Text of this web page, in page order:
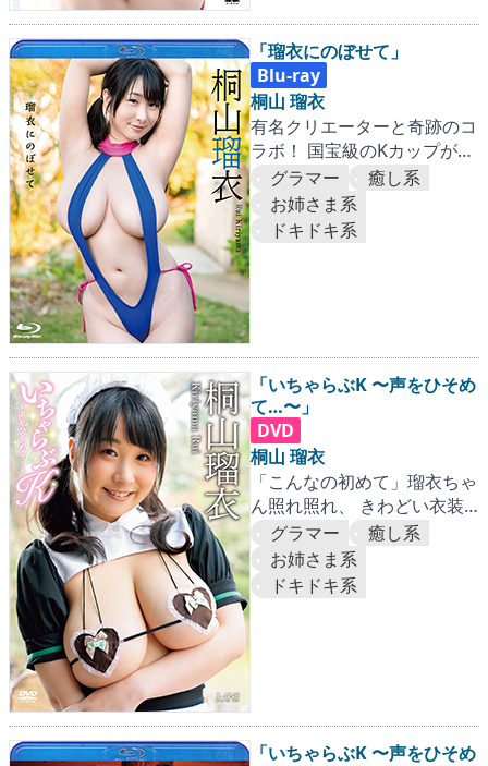
「瑠衣にのぼせて」
Blu-ray
桐山 瑠衣
有名クリエーターと奇跡のコ
ラボ！ 国宝級のKカップがぷ
るんぷるんに弾けまくる！
グラマー
癒し系
お姉さま系
ドキドキ系
「いちゃらぶK 〜声をひそめ
て…〜」
DVD
桐山 瑠衣
「こんなの初めて」瑠衣ちゃ
ん照れ照れ、 きわどい衣装
で弄ばれる爆乳Kカップ！
グラマー
癒し系
お姉さま系
ドキドキ系
「いちゃらぶK 〜声をひそめ